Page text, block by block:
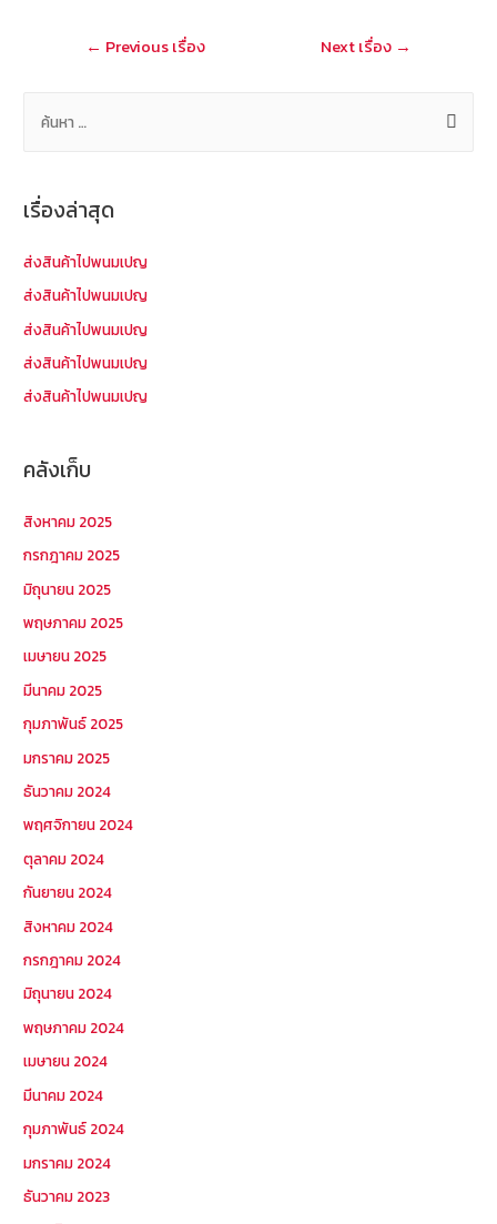
at
แนะแนว
← Previous เรื่อง Next เรื่อง →
ห
รั
เรื่องล่าสุด
ส่งสินค้าไปพนมเปญ
ส่งสินค้าไปพนมเปญ
ส่งสินค้าไปพนมเปญ
ส่งสินค้าไปพนมเปญ
ส่งสินค้าไปพนมเปญ
คลังเก็บ
สิงหาคม 2025
กรกฎาคม 2025
มิถุนายน 2025
พฤษภาคม 2025
เมษายน 2025
มีนาคม 2025
กุมภาพันธ์ 2025
มกราคม 2025
ธันวาคม 2024
พฤศจิกายน 2024
ตุลาคม 2024
กันยายน 2024
สิงหาคม 2024
กรกฎาคม 2024
มิถุนายน 2024
พฤษภาคม 2024
เมษายน 2024
มีนาคม 2024
กุมภาพันธ์ 2024
มกราคม 2024
ธันวาคม 2023